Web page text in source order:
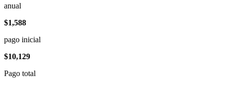
anual
$1,588
pago inicial
$10,129
Pago total